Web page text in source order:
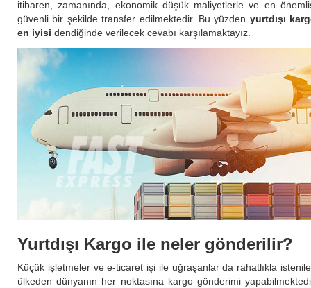
itibaren, zamanında, ekonomik düşük maliyetlerle ve en
güvenli bir şekilde transfer edilmektedir. Bu yüzden yurtdışı
en iyisi dendiğinde verilecek cevabı karşılamaktayız.
Yurtdışı Kargo ile neler gönderilir?
Küçük işletmeler ve e-ticaret işi ile uğraşanlar da rahatlıkla
ülkeden dünyanın her noktasına kargo gönderimi